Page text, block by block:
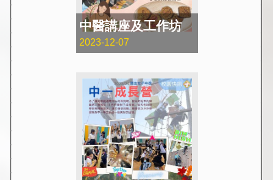
中醫講座及工作坊
2023-12-07